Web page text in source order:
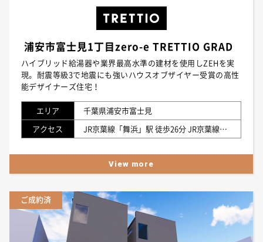
浦安市富士見1丁目zero-e TRETTIO GRAD
ハイブリッド給湯器や業界最高水準の建材を使用しZEHを実
現。耐震等級3で地震にも強いハウスオブザイヤー受賞の高性
能デザイナーズ住宅！
エリア
千葉県浦安市富士見
アクセス
JR京葉線「舞浜」駅 徒歩26分 JR京葉線「新浦安」駅 徒歩27分 東京メトロ東西線「浦安」駅 徒歩27分
View more
ご成約済